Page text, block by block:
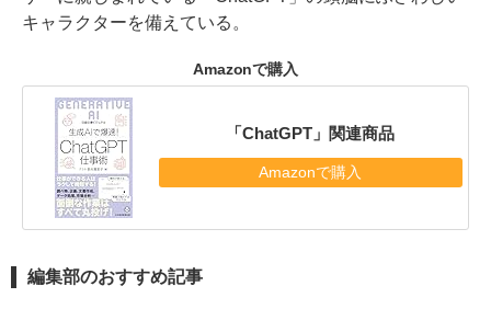
キャラクターを備えている。
Amazonで購入
「ChatGPT」関連商品
Amazonで購入
編集部のおすすめ記事